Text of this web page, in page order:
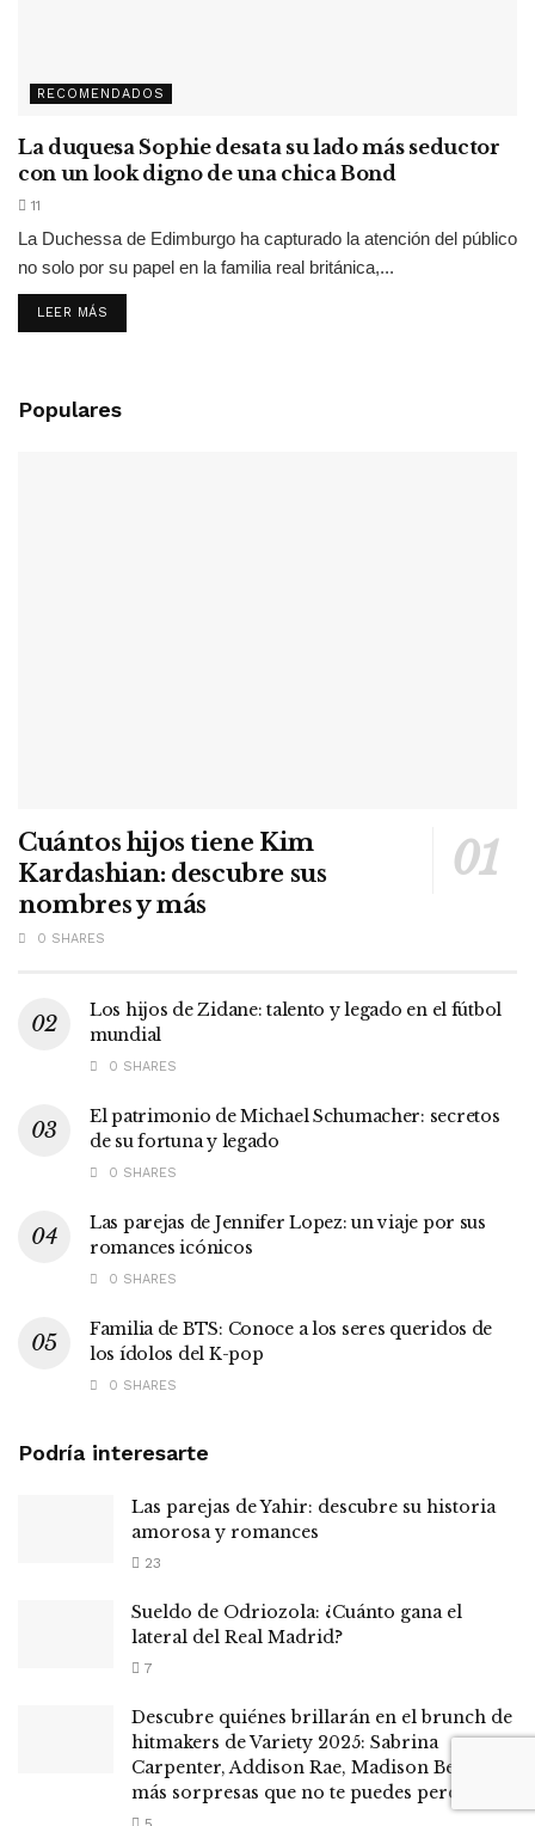
RECOMENDADOS
La duquesa Sophie desata su lado más seductor
con un look digno de una chica Bond
11
La Duchessa de Edimburgo ha capturado la atención del público
no solo por su papel en la familia real británica,...
LEER MÁS
Populares
Cuántos hijos tiene Kim
Kardashian: descubre sus
nombres y más
0 SHARES
Los hijos de Zidane: talento y legado en el fútbol
mundial
0 SHARES
El patrimonio de Michael Schumacher: secretos
de su fortuna y legado
0 SHARES
Las parejas de Jennifer Lopez: un viaje por sus
romances icónicos
0 SHARES
Familia de BTS: Conoce a los seres queridos de
los ídolos del K-pop
0 SHARES
Podría interesarte
Las parejas de Yahir: descubre su historia
amorosa y romances
23
Sueldo de Odriozola: ¿Cuánto gana el
lateral del Real Madrid?
7
Descubre quiénes brillarán en el brunch de
hitmakers de Variety 2025: Sabrina
Carpenter, Addison Rae, Madison Beer y
más sorpresas que no te puedes perder